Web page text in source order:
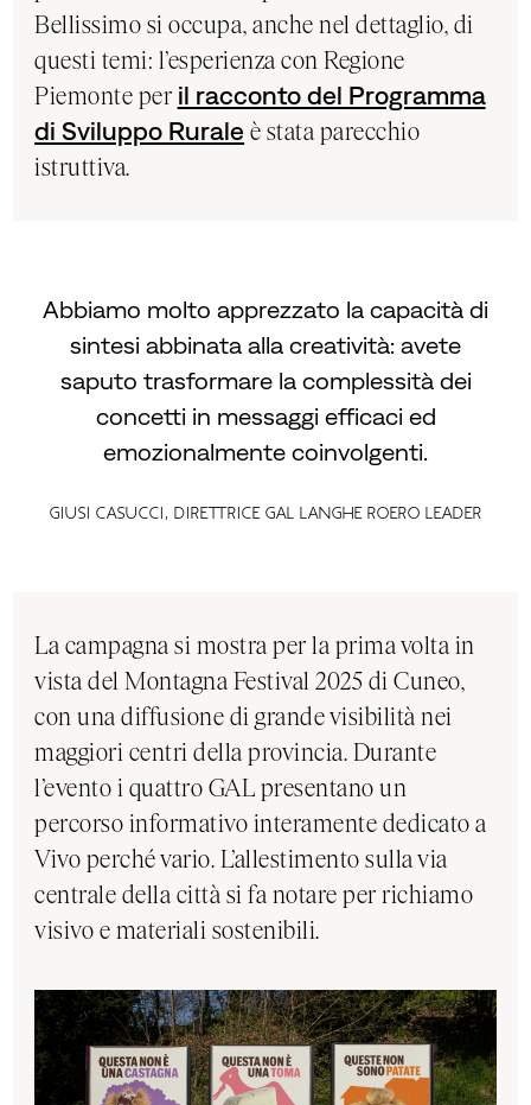
Bellissimo si occupa, anche nel dettaglio, di
questi temi: l’esperienza con Regione
Piemonte per il racconto del Programma
di Sviluppo Rurale è stata parecchio
istruttiva.
Abbiamo molto apprezzato la capacità di
sintesi abbinata alla creatività: avete
saputo trasformare la complessità dei
concetti in messaggi efficaci ed
emozionalmente coinvolgenti.
Giusi Casucci, direttrice GAL Langhe Roero Leader
La campagna si mostra per la prima volta in
vista del Montagna Festival 2025 di Cuneo,
con una diffusione di grande visibilità nei
maggiori centri della provincia. Durante
l’evento i quattro GAL presentano un
percorso informativo interamente dedicato a
Vivo perché vario. L’allestimento sulla via
centrale della città si fa notare per richiamo
visivo e materiali sostenibili.